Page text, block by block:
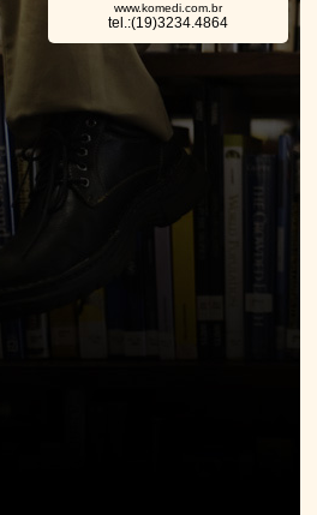
www.komedi.com.br
tel.:(19)3234.4864